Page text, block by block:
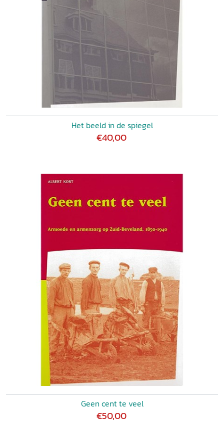
Het beeld in de spiegel
€40,00
Geen cent te veel
€50,00